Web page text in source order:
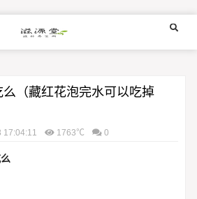
（藏红花泡完水可以吃掉
1763℃ 0